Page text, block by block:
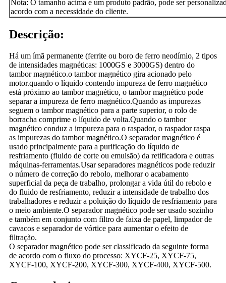
Nota: O tamanho acima é um produto padrão, pode ser
acordo com a necessidade do cliente.
Descrição:
Há um ímã permanente (ferrite ou boro de ferro neodímio, 2 tipos
de intensidades magnéticas: 1000GS e 3000GS) dentro do
tambor magnético.o tambor magnético gira acionado pelo
motor.quando o líquido contendo impureza de ferro magnético
está próximo ao tambor magnético, o tambor magnético pode
separar a impureza de ferro magnético.Quando as impurezas
seguem o tambor magnético para a parte superior, o rolo de
borracha comprime o líquido de volta.Quando o tambor
magnético conduz a impureza para o raspador, o raspador raspa
as impurezas do tambor magnético.O separador magnético é
usado principalmente para a purificação do líquido de
resfriamento (fluido de corte ou emulsão) da retificadora e outras
máquinas-ferramentas.Usar separadores magnéticos pode reduzir
o número de correção do rebolo, melhorar o acabamento
superficial da peça de trabalho, prolongar a vida útil do rebolo e
do fluido de resfriamento, reduzir a intensidade de trabalho dos
trabalhadores e reduzir a poluição do líquido de resfriamento para
o meio ambiente.O separador magnético pode ser usado sozinho
e também em conjunto com filtro de faixa de papel, limpador de
cavacos e separador de vórtice para aumentar o efeito de
filtração.
O separador magnético pode ser classificado da seguinte forma
de acordo com o fluxo do processo: XYCF-25, XYCF-75,
XYCF-100, XYCF-200, XYCF-300, XYCF-400, XYCF-500.